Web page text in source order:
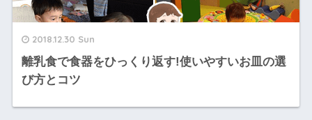
2018.12.30 Sun
離乳食で食器をひっくり返す!使いやすいお皿の選
び方とコツ